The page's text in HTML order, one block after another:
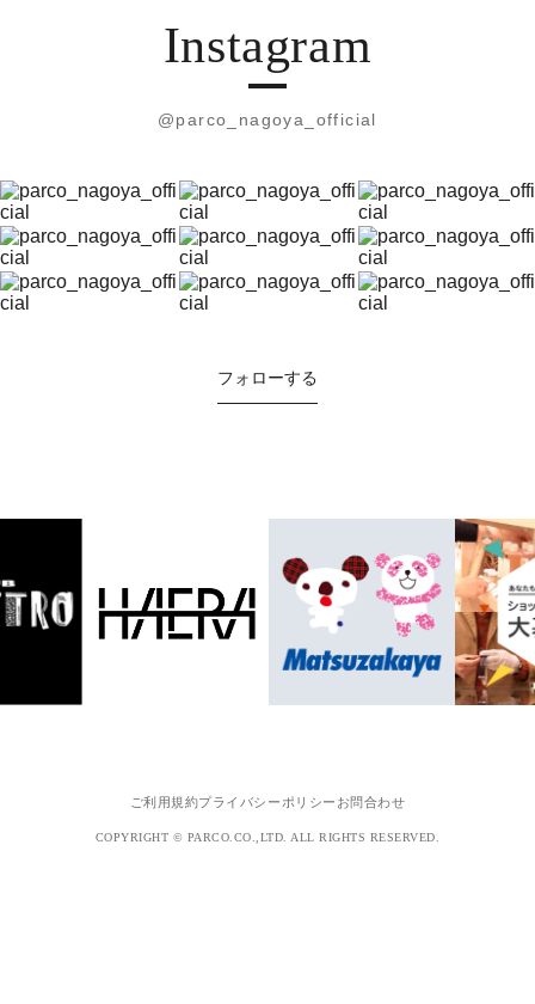
Instagram
@parco_nagoya_official
フォローする
ご利用規約プライバシーポリシー お問合わせ
COPYRIGHT © PARCO.CO.,LTD. ALL RIGHTS RESERVED.